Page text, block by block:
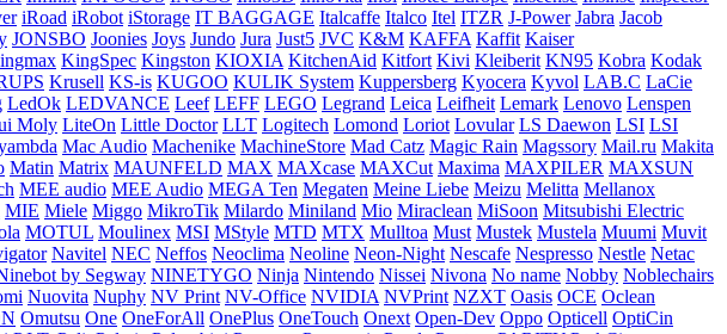
iRoad iRobot iStorage IT BAGGAGE Italcaffe Italco Itel ITZR J-Power Jabra Jacob
JONSBO Joonies Joys Jundo Jura Just5 JVC K&M KAFFA Kaffit Kaiser
KingSpec Kingston KIOXIA KitchenAid Kitfort Kivi Kleiberit KN95 Kobra Kodak
Krusell KS-is KUGOO KULIK System Kuppersberg Kyocera Kyvol LAB.C LaCie
LedOk LEDVANCE Leef LEFF LEGO Legrand Leica Leifheit Lemark Lenovo Lenspen
Moly LiteOn Little Doctor LLT Logitech Lomond Loriot Lovular LS Daewon LSI LSI
Mac Audio Machenike MachineStore Mad Catz Magic Rain Magssory Mail.ru Makita
Matin Matrix MAUNFELD MAX MAXcase MAXCut Maxima MAXPILER MAXSUN
MEE audio MEE Audiо MEGA Ten Megaten Meine Liebe Meizu Melitta Mellanox
MIE Miele Miggo MikroTik Milardo Miniland Mio Miraclean MiSoon Mitsubishi Electric
MOTUL Moulinex MSI MStyle MTD MTX Mulltoa Must Mustek Mustela Muumi Muvit
Navitel NEC Neffos Neoclima Neoline Neon-Night Nescafe Nespresso Nestle Netac
by Segway NINETYGO Ninja Nintendo Nissei Nivona No name Nobby Noblechairs
Nuovita Nuphy NV Print NV-Office NVIDIA NVPrint NZXT Oasis OCE Oclean
Omutsu One OneForAll OnePlus OneTouch Onext Open-Dev Oppo Opticell OptiCin